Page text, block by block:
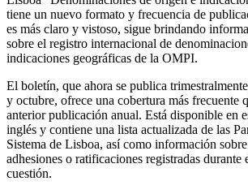
tiene un nuevo formato y frecuencia de
es más claro y vistoso, sigue brindando
sobre el registro internacional de
indicaciones geográficas de la OMPI.
El boletín, que ahora se publica
y octubre, ofrece una cobertura más frecuente
anterior publicación anual. Está disponible en
inglés y contiene una lista actualizada de las
Sistema de Lisboa, así como información
adhesiones o ratificaciones registradas durante
cuestión.